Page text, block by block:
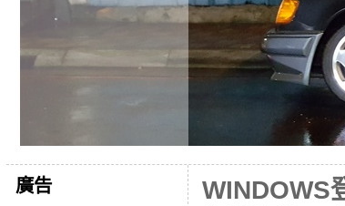
廣告
WINDOWS